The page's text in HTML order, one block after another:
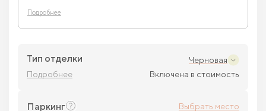
Подробнее
Тип отделки
Черновая
Подробнее
Включена в стоимость
Паркинг Выбрать место